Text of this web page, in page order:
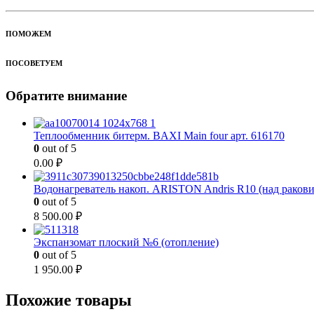
ПОМОЖЕМ
ПОСОВЕТУЕМ
Обратите внимание
Теплообменник битерм. BAXI Main four арт. 616170
0 out of 5
0.00 ₽
Водонагреватель накоп. ARISTON Andris R10 (над
0 out of 5
8 500.00 ₽
Экспанзомат плоский №6 (отопление)
0 out of 5
1 950.00 ₽
Похожие товары